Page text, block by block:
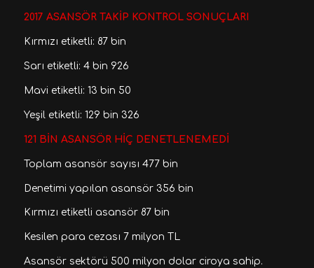
2017 ASANSÖR TAKİP KONTROL SONUÇLARI
Kırmızı etiketli: 87 bin
Sarı etiketli: 4 bin 926
Mavi etiketli: 13 bin 50
Yeşil etiketli: 129 bin 326
121 BİN ASANSÖR HİÇ DENETLENEMEDİ
Toplam asansör sayısı 477 bin
Denetimi yapılan asansör 356 bin
Kırmızı etiketli asansör 87 bin
Kesilen para cezası 7 milyon TL
Asansör sektörü 500 milyon dolar ciroya sahip.